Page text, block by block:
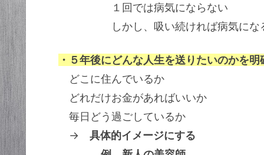
１回では病気にならない
しかし、吸い続ければ病気にな
・５年後にどんな人生を送りたいのかを明
どこに住んでいるか
どれだけお金があればいいか
毎日どう過ごしているか
→ 具体的イメージにする